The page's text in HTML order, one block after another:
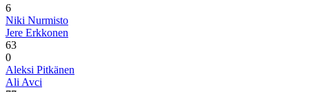
6
Niki Nurmisto
Jere Erkkonen
63
0
Aleksi Pitkänen
Ali Avci